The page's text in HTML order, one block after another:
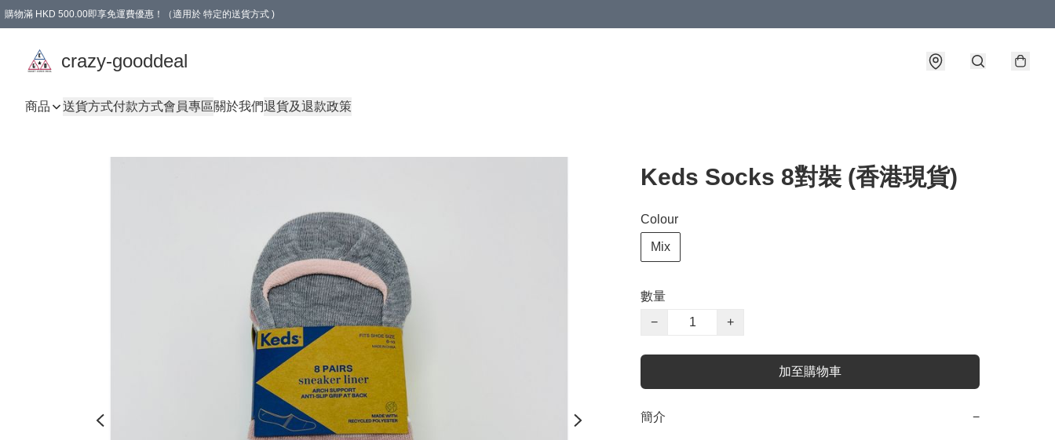
購物滿 HKD 500.00即享免運費優惠！（適用於 特定的送貨方式 )
crazy-gooddeal
商品 送貨方式付款方式會員專區關於我們退貨及退款政策
Keds Socks 8對裝 (香港現貨)
Colour
Mix
數量
−
+
加至購物車
簡介 −